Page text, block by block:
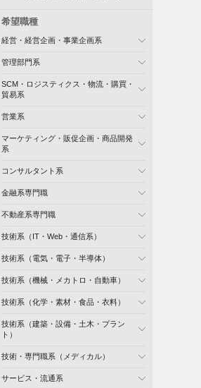
希望職種
経営・経営企画・事業企画系
管理部門系
SCM・ロジスティクス・物流・購買・
貿易系
営業系
マーケティング・販促企画・商品開発
系
コンサルタント系
金融系専門職
不動産系専門職
技術系（IT・Web・通信系）
技術系（電気・電子・半導体）
技術系（機械・メカトロ・自動車）
技術系（化学・素材・食品・衣料）
技術系（建築・設備・土木・プラン
ト）
技術・専門職系（メディカル）
サービス・流通系